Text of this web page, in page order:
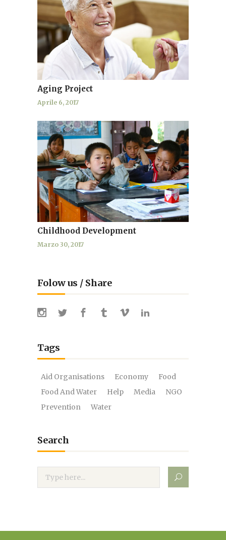
Aging Project
Aprile 6, 2017
Childhood Development
Marzo 30, 2017
Folow us / Share
Tags
Aid Organisations Economy
Food
Food And Water
Help Media
NGO
Prevention
Water
Search